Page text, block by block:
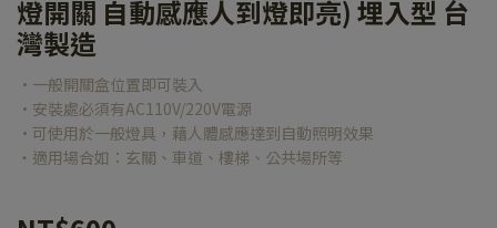
燈開關 自動感應人到燈即亮) 埋入型 台
灣製造
•一般開關盒位置即可裝入
•安裝處必須有AC110V/220V電源
•可使用於一般燈具，藉人體感應達到自動照明效果
‧適用場合如：玄關、車道、樓梯、公共場所等